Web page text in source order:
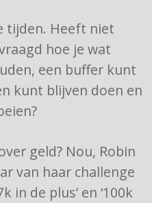
tijden. Heeft niet
hoe je wat
een buffer kunt
kunt blijven doen en
geld? Nou, Robin
van haar challenge
in de plus’ en ‘100k